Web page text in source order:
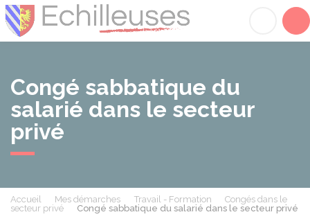
Congé sabbatique du
salarié dans le secteur
privé
Accueil Mes démarches Travail - Formation
Congés dans le
secteur privé
Congé sabbatique du salarié dans le secteur privé